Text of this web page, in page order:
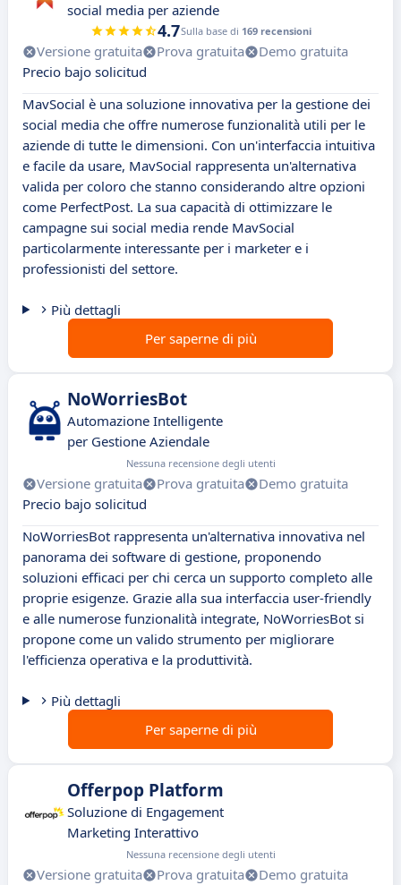
social media per aziende
4.7Sulla base di 169 recensioni
Versione gratuita Prova gratuita
Demo gratuita
Precio bajo solicitud
MavSocial è una soluzione innovativa per la gestione dei
social media che offre numerose funzionalità utili per le
aziende di tutte le dimensioni. Con un'interfaccia intuitiva
e facile da usare, MavSocial rappresenta un'alternativa
valida per coloro che stanno considerando altre opzioni
come PerfectPost. La sua capacità di ottimizzare le
campagne sui social media rende MavSocial
particolarmente interessante per i marketer e i
professionisti del settore.
Più dettagli
Per saperne di più
NoWorriesBot
Automazione Intelligente
per Gestione Aziendale
Nessuna recensione degli utenti
Versione gratuita Prova gratuita
Demo gratuita
Precio bajo solicitud
NoWorriesBot rappresenta un'alternativa innovativa nel
panorama dei software di gestione, proponendo
soluzioni efficaci per chi cerca un supporto completo alle
proprie esigenze. Grazie alla sua interfaccia user-friendly
e alle numerose funzionalità integrate, NoWorriesBot si
propone come un valido strumento per migliorare
l'efficienza operativa e la produttività.
Più dettagli
Per saperne di più
Offerpop Platform
Soluzione di Engagement
Marketing Interattivo
Nessuna recensione degli utenti
Versione gratuita Prova gratuita
Demo gratuita